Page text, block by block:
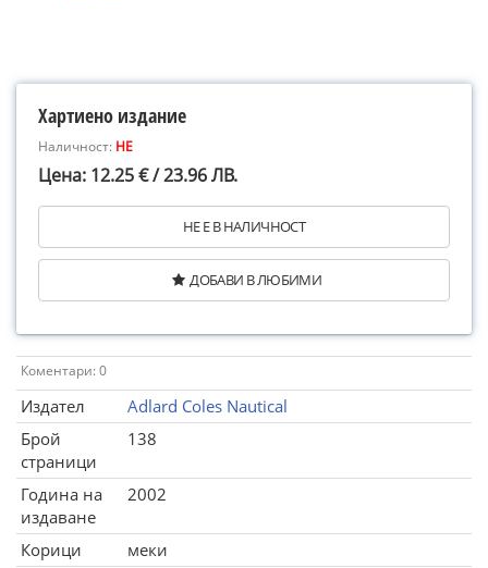
Хартиено издание
Наличност: НЕ
Цена: 12.25 € / 23.96 ЛВ.
НЕ Е В НАЛИЧНОСТ
ДОБАВИ В ЛЮБИМИ
Коментари: 0
Издател
Adlard Coles Nautical
Брой
страници
138
Година на
издаване
2002
Корици
меки